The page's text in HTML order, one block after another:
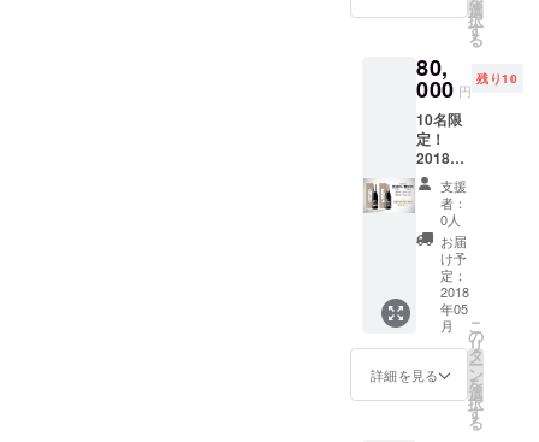
醸「想
定内」
720ml 3
本
41,400
円
（税・
送料込
み） 1
本ず
つ、オ
リジナ
ル桐
箱・紙
袋をお
付けす
る予定
です。
選
択
す
る
80,
000 円
残り10
10名限
定！
2018年
1月27日
酒蔵特
別見学
権付き
限定
セット
純米大
吟醸
「想定
内」
720ml 2
本「想
定外」
支援
者：
0人
お届
け予
定：
2018
年05
月
詳細を見る
こ
の
リ
タ
ー
ン
を
選
択
す
る